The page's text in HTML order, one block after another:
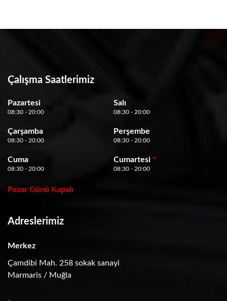
Çalışma Saatlerimiz
Pazartesi
08:30 - 20:00
Salı
08:30 - 20:00
Çarşamba
08:30 - 20:00
Perşembe
08:30 - 20:00
Cuma
08:30 - 20:00
Cumartesi *
08:30 - 20:00
Pazar Günü Kapalı
Adreslerimiz
Merkez
Çamdibi Mah. 258 sokak sanayi
Marmaris / Muğla